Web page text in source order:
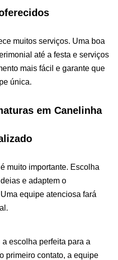
muitos serviços. Uma boa
até a festa e serviços
mais fácil e garante que
única.
em Canelinha
muito importante. Escolha
e adaptem o
equipe atenciosa fará
a escolha perfeita para a
primeiro contato, a equipe